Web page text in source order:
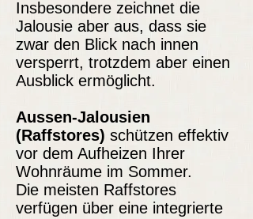
Insbesondere zeichnet die
Jalousie aber aus, dass sie
zwar den Blick nach innen
versperrt, trotzdem aber einen
Ausblick ermöglicht.
Aussen-Jalousien
(Raffstores) schützen effektiv
vor dem Aufheizen Ihrer
Wohnräume im Sommer.
Die meisten Raffstores
verfügen über eine integrierte